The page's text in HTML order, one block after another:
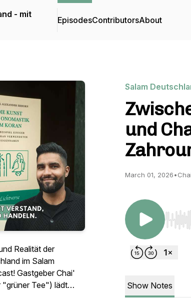
- mit
EpisodesContributorsAbout
Realität der
im Salam
Gastgeber Chai'
"grüner Tee") lädt
entspannte Tasse
Salam
und
March 01, 2026•
Use
Show Notes